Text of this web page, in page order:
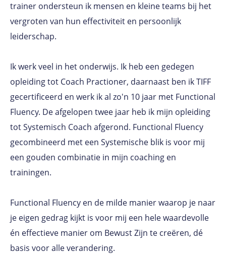
trainer ondersteun ik mensen en kleine teams bij het
vergroten van hun effectiviteit en persoonlijk
leiderschap.
Ik werk veel in het onderwijs. Ik heb een gedegen
opleiding tot Coach Practioner, daarnaast ben ik TIFF
gecertificeerd en werk ik al zo'n 10 jaar met Functional
Fluency. De afgelopen twee jaar heb ik mijn opleiding
tot Systemisch Coach afgerond. Functional Fluency
gecombineerd met een Systemische blik is voor mij
een gouden combinatie in mijn coaching en
trainingen.
Functional Fluency en de milde manier waarop je naar
je eigen gedrag kijkt is voor mij een hele waardevolle
én effectieve manier om Bewust Zijn te creëren, dé
basis voor alle verandering.